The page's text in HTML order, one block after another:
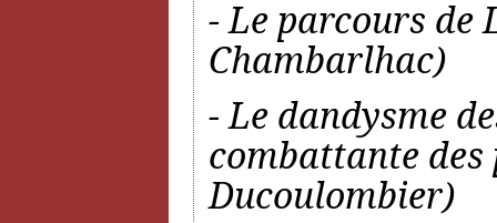
- Le parcours de
Chambarlhac)
- Le dandysme
combattante
Ducoulombier)